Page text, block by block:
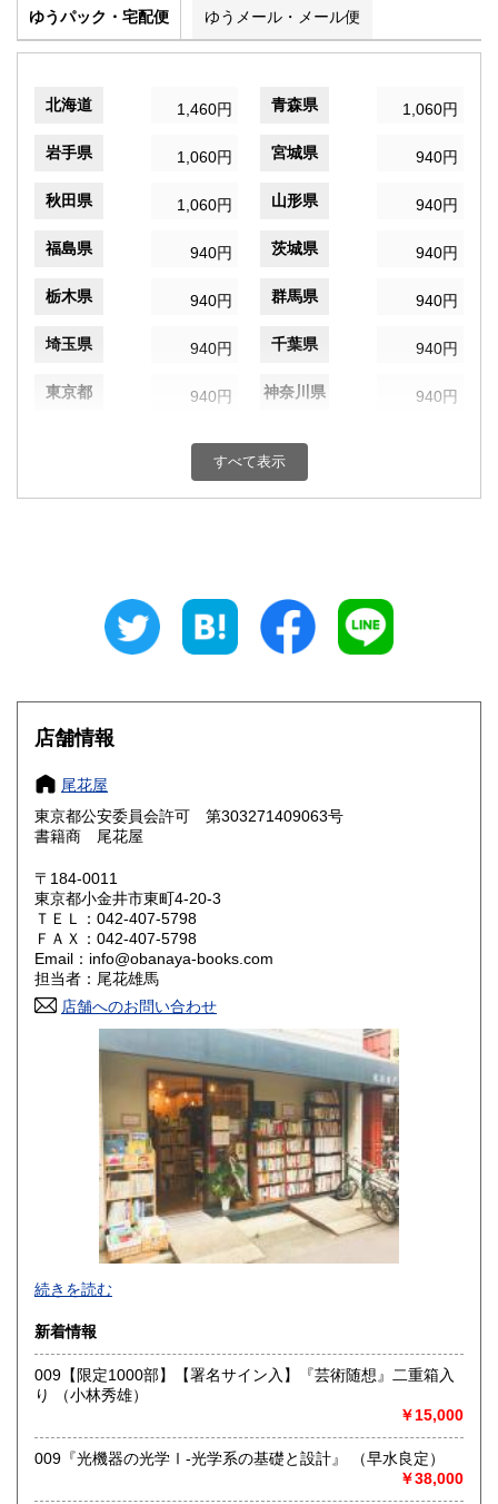
ゆうパック・宅配便 ゆうメール・メール便
北海道 1,460円 青森県 1,060円
岩手県 1,060円 宮城県 940円
秋田県 1,060円 山形県 940円
福島県 940円 茨城県 940円
栃木県 940円 群馬県 940円
埼玉県 940円 千葉県 940円
東京都 940円 神奈川県 940円
940円 富山県
940円 三重県
大阪府
奈良県
鳥取県 1,190円 島根県
岡山県
山口県 1,190円
香川県 1,190円 愛媛県
高知県 1,190円
1,460円 長崎県
1,460円 大分県
1,460円 鹿児島県
1,460円
すべて表示
店舗情報
尾花屋
東京都公安委員会許可 第303271409063号
書籍商 尾花屋
〒184-0011
東京都小金井市東町4-20-3
ＴＥＬ：042-407-5798
ＦＡＸ：042-407-5798
Email：info@obanaya-books.com
担当者：尾花雄馬
店舗へのお問い合わせ
東京都小金井市にある店舗で古本、古書の買取や販売をして
おります。
終活・実家整理で古書や古い資料などが出てきたらご相談く
ださい。
いつでもご対応させていただきます。
東京都小金井市東町4-20-3
042-407-5798
続きを読む
新着情報
009【限定1000部】【署名サイン入】『芸術随想』二重箱入
り （小林秀雄）
￥15,000
009『光機器の光学Ⅰ-光学系の基礎と設計』 （早水良定）
￥38,000